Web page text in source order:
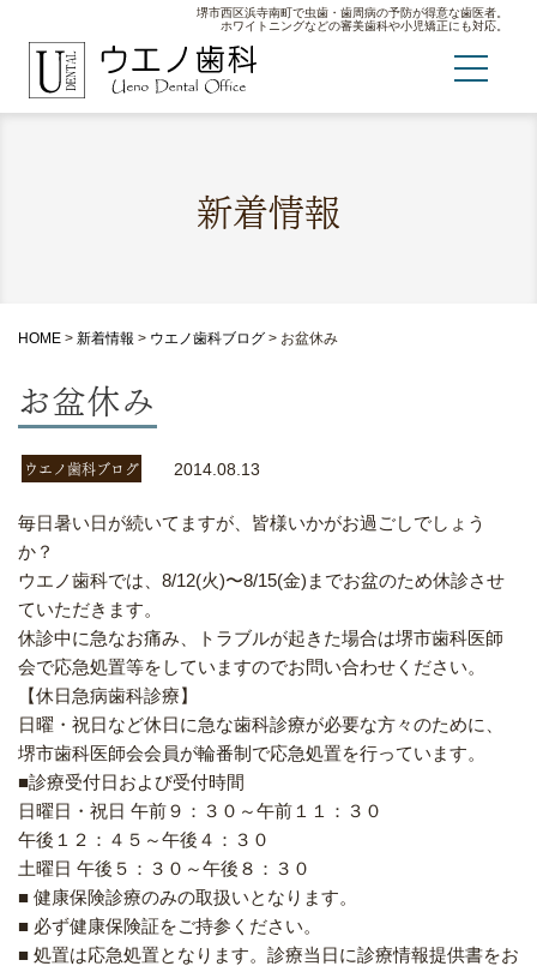
堺市西区浜寺南町で虫歯・歯周病の予防が得意な歯医者。
ホワイトニングなどの審美歯科や小児矯正にも対応。
新着情報
HOME > 新着情報 > ウエノ歯科ブログ > お盆休み
お盆休み
ウエノ歯科ブログ 2014.08.13
毎日暑い日が続いてますが、皆様いかがお過ごしでしょう
か？
ウエノ歯科では、8/12(火)〜8/15(金)までお盆のため休診させ
ていただきます。
休診中に急なお痛み、トラブルが起きた場合は堺市歯科医師
会で応急処置等をしていますのでお問い合わせください。
【休日急病歯科診療】
日曜・祝日など休日に急な歯科診療が必要な方々のために、
堺市歯科医師会会員が輪番制で応急処置を行っています。
■診療受付日および受付時間
日曜日・祝日 午前９：３０～午前１１：３０
午後１２：４５～午後４：３０
土曜日 午後５：３０～午後８：３０
■ 健康保険診療のみの取扱いとなります。
■ 必ず健康保険証をご持参ください。
■ 処置は応急処置となります。診療当日に診療情報提供書をお